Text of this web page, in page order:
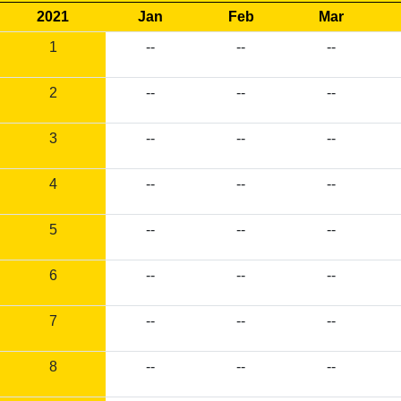
2021 Jan Feb Mar
1
-- -- --
2 -- -- --
3 -- -- --
4 -- -- --
5 -- -- --
6 -- -- --
7 -- -- --
8 -- -- --